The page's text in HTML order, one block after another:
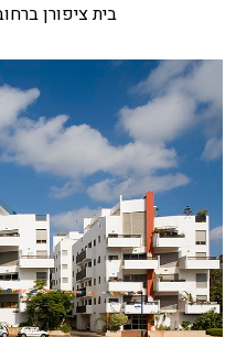
בית ציפורן